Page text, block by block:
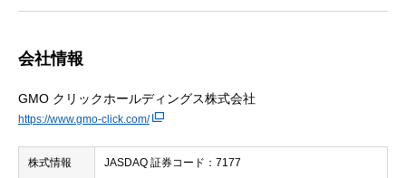
会社情報
GMO クリックホールディングス株式会社
https://www.gmo-click.com/
株式情報 JASDAQ 証券コード：7177